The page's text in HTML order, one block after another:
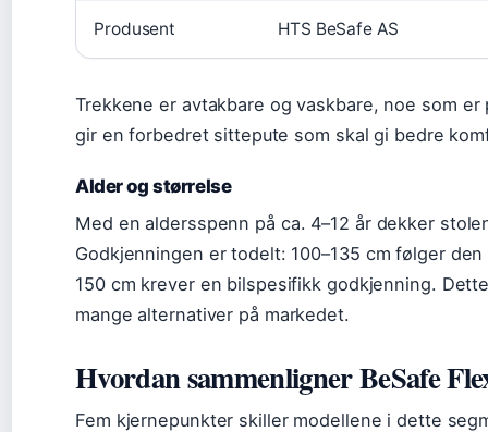
Produsent HTS BeSafe AS
Trekkene er avtakbare og vaskbare, noe som
gir en forbedret sittepute som skal gi bedre
Alder og størrelse
Med en aldersspenn på ca. 4–12 år dekker
Godkjenningen er todelt: 100–135 cm følger
150 cm krever en bilspesifikk godkjenning.
mange alternativer på markedet.
Hvordan sammenligner BeSafe
Fem kjernepunkter skiller modellene i dette